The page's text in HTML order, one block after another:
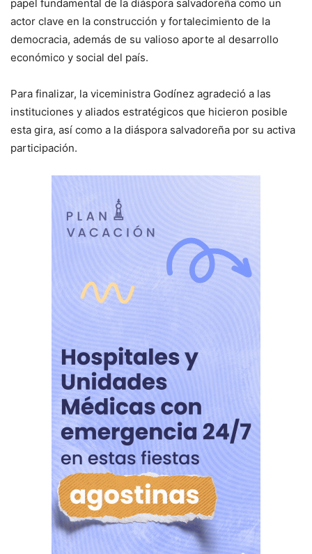
papel fundamental de la diáspora salvadoreña como un
actor clave en la construcción y fortalecimiento de la
democracia, además de su valioso aporte al desarrollo
económico y social del país.
Para finalizar, la viceministra Godínez agradeció a las
instituciones y aliados estratégicos que hicieron posible
esta gira, así como a la diáspora salvadoreña por su activa
participación.